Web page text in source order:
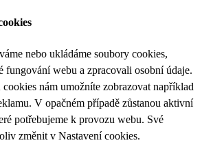
nebo ukládáme soubory cookies,
fungování webu a zpracovali osobní údaje.
nám umožníte zobrazovat například
V opačném případě zůstanou aktivní
potřebujeme k provozu webu. Své
změnit v Nastavení cookies.